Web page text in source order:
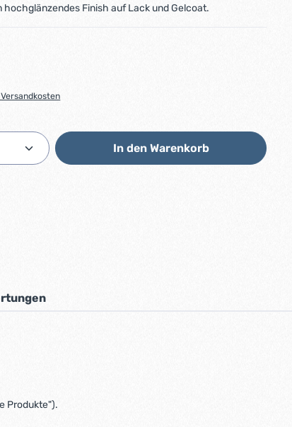
hochglänzendes Finish auf Lack und Gelcoat.
Gib den gewünschten Wert ein
In den Warenkorb
Produkte").